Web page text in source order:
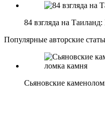
84 взгляда на Таиланд:
Популярные авторские
Сьяновские